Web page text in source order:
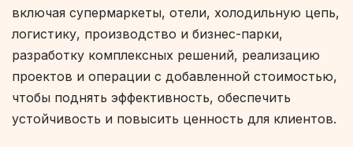
включая супермаркеты, отели, холодильную цепь,
логистику, производство и бизнес-парки,
разработку комплексных решений, реализацию
проектов и операции с добавленной стоимостью,
чтобы поднять эффективность, обеспечить
устойчивость и повысить ценность для клиентов.